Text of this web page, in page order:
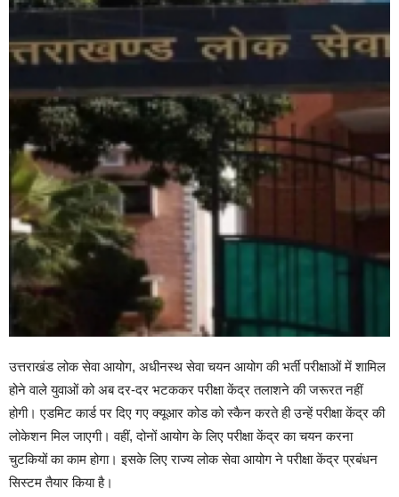
उत्तराखंड लोक सेवा आयोग, अधीनस्थ सेवा चयन आयोग की भर्ती परीक्षाओं में शामिल
होने वाले युवाओं को अब दर-दर भटककर परीक्षा केंद्र तलाशने की जरूरत नहीं
होगी। एडमिट कार्ड पर दिए गए क्यूआर कोड को स्कैन करते ही उन्हें परीक्षा केंद्र की
लोकेशन मिल जाएगी। वहीं, दोनों आयोग के लिए परीक्षा केंद्र का चयन करना
चुटकियों का काम होगा। इसके लिए राज्य लोक सेवा आयोग ने परीक्षा केंद्र प्रबंधन
सिस्टम तैयार किया है।